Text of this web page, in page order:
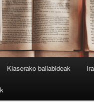
Klaserako baliabideak